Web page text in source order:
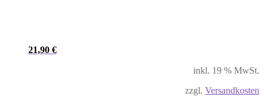
21,90 €
inkl. 19 % MwSt.
zzgl. Versandkosten